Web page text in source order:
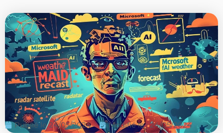
Publié le 24/05/2024
Modifié le : 24/05/2024